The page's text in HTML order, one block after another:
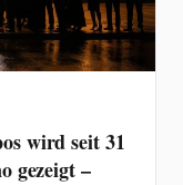
wird seit 31
gezeigt –